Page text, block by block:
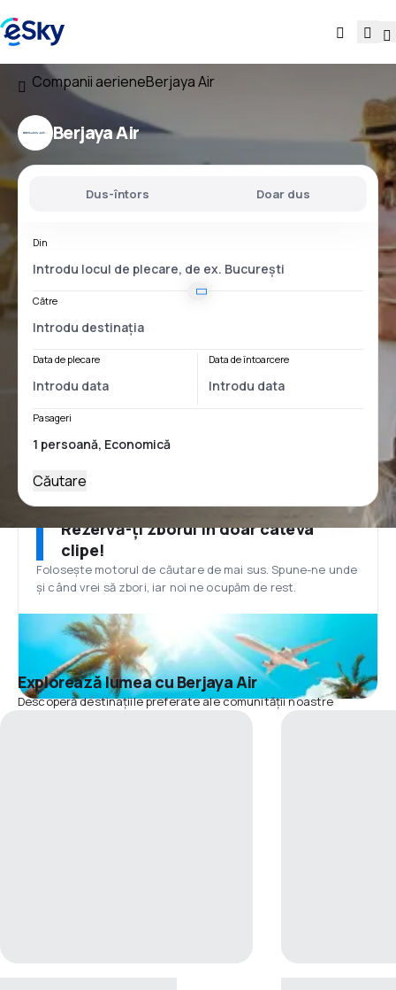
Companii aerieneBerjaya Air
Berjaya Air
Dus-întors Doar dus
Din
Către
Data de plecare Data de întoarcere
Pasageri
Căutare
Rezervă-ți zborul în doar câteva
clipe!
Folosește motorul de căutare de mai sus. Spune-ne unde
și când vrei să zbori, iar noi ne ocupăm de rest.
Explorează lumea cu Berjaya Air
Descoperă destinațiile preferate ale comunității noastre